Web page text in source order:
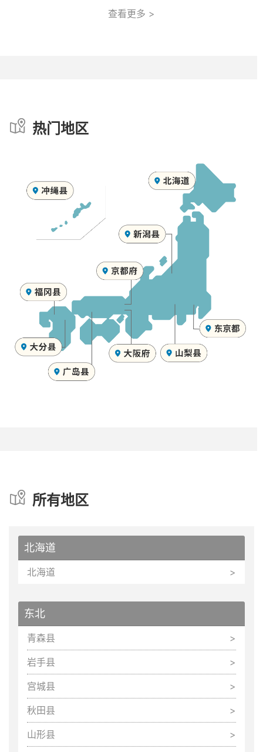
查看更多 >
热门地区
所有地区
北海道
北海道
东北
青森县
岩手县
宫城县
秋田县
山形县